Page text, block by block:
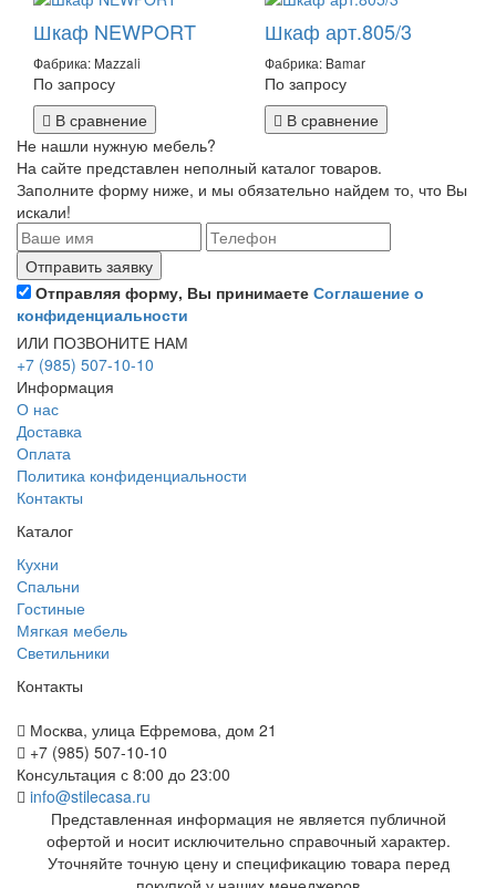
Шкаф NEWPORT
Фабрика: Mazzali
По запросу
В сравнение
Шкаф арт.805/3
Фабрика: Bamar
По запросу
В сравнение
Не нашли нужную мебель?
На сайте представлен неполный каталог товаров.
Заполните форму ниже, и мы обязательно найдем то, что Вы
искали!
Отправляя форму, Вы принимаете Соглашение о
конфиденциальности
ИЛИ ПОЗВОНИТЕ НАМ
+7 (985) 507-10-10
Информация
О нас
Доставка
Оплата
Политика конфиденциальности
Контакты
Каталог
Кухни
Спальни
Гостиные
Мягкая мебель
Светильники
Контакты
Москва, улица Ефремова, дом 21
+7 (985) 507-10-10
Консультация с 8:00 до 23:00
info@stilecasa.ru
Представленная информация не является публичной
офертой и носит исключительно справочный характер.
Уточняйте точную цену и спецификацию товара перед